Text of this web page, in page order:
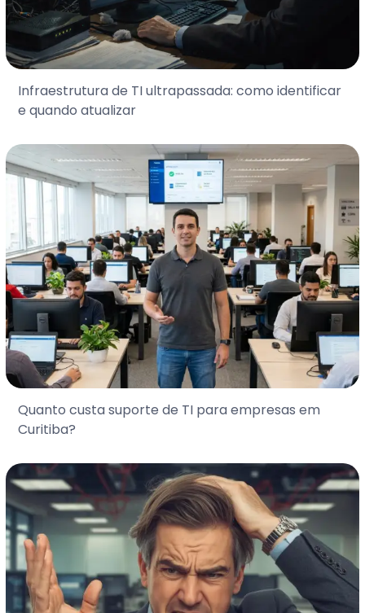
Infraestrutura de TI ultrapassada: como identificar
e quando atualizar
Quanto custa suporte de TI para empresas em
Curitiba?